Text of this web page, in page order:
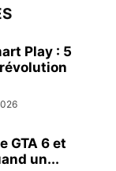
Play : 5
GTA 6 et
un...